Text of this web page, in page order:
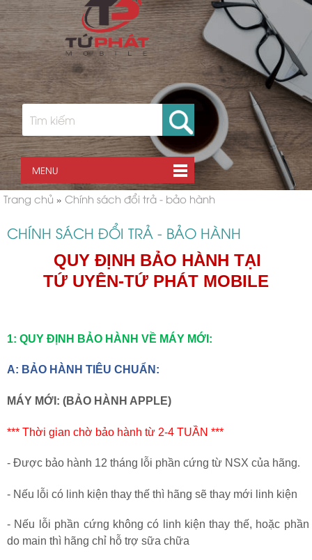
MENU
Trang chủ » Chính sách đổi trả - bảo hành
CHÍNH SÁCH ĐỔI TRẢ - BẢO HÀNH
QUY ĐỊNH BẢO HÀNH TẠI
TỨ UYÊN-TỨ PHÁT MOBILE
1: QUY ĐỊNH BẢO HÀNH VỀ MÁY MỚI:
A: BẢO HÀNH TIÊU CHUẨN:
MÁY MỚI : (BẢO HÀNH APPLE)
*** Thời gian chờ bảo hành từ 2-4 TUẦN ***
- Được bảo hành 12 tháng lỗi phần cứng từ NSX của hãng.
- Nếu lỗi có linh kiện thay thế thì hãng sẽ thay mới linh kiện
- Nếu lỗi phần cứng không có linh kiện thay thế, hoặc
do main thì hãng chỉ hỗ trợ sữa chữa